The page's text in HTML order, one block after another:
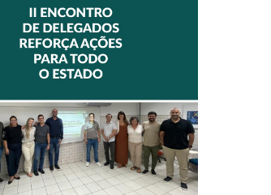
II ENCONTRO DE
AÇÕES
PARA TODO O
ESTADO